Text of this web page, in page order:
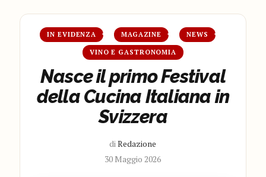
IN EVIDENZA MAGAZINE NEWS
VINO E GASTRONOMIA
Nasce il primo Festival
della Cucina Italiana in
Svizzera
diRedazione
30 Maggio 2026